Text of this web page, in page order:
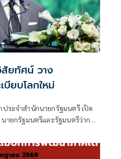
ยทัศน์ วาง
บียบโลกใหม่
ประจำสำนักนายกรัฐมนตรี เปิด
ายกรัฐมนตรีและรัฐมนตรีว่าการ
THE NEW WORLD
ยบโลกใหม่